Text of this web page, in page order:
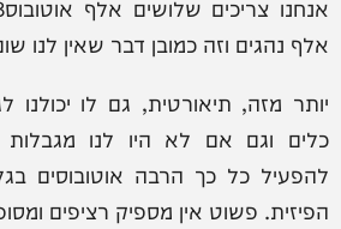
אלף נהגים וזה כמובן דבר שאין לנו
יותר מזה, תיאורטית, גם לו יכולנו
כלים וגם אם לא היו לנו מגבלות
להפעיל כל כך הרבה אוטובוסים
הפיזית. פשוט אין מספיק רציפים